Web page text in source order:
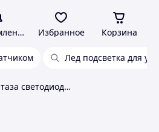
Избранное Корзина
Лед подсветка для
Подсветка для унитаза светодиодная подсветка